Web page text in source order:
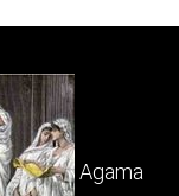
Agama